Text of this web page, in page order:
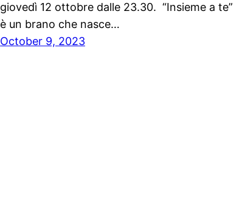
giovedì 12 ottobre dalle 23.30. “Insieme a te”
è un brano che nasce…
October 9, 2023